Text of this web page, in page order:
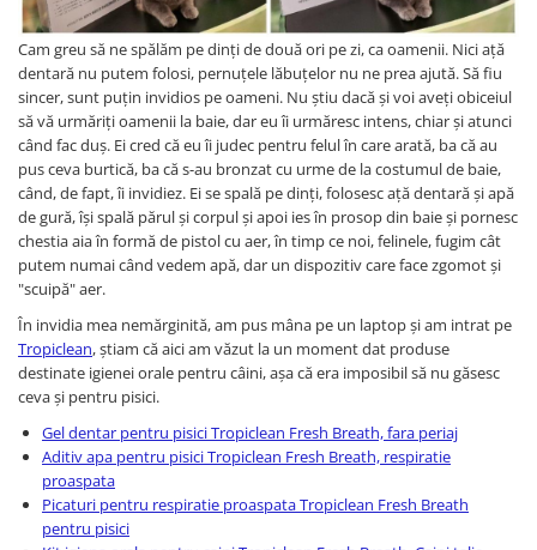
Oglinzi Decorative
Oglinda Perete (Diverse Modele)
Oglinda Suspendata + Curea
Cam greu să ne spălăm pe dinți de două ori pe zi, ca oamenii. Nici ață
dentară nu putem folosi, pernuțele lăbuțelor nu ne prea ajută. Să fiu
sincer, sunt puțin invidios pe oameni. Nu știu dacă și voi aveți obiceiul
să vă urmăriți oamenii la baie, dar eu îi urmăresc intens, chiar și atunci
când fac duș. Ei cred că eu îi judec pentru felul în care arată, ba că au
pus ceva burtică, ba că s-au bronzat cu urme de la costumul de baie,
când, de fapt, îi invidiez. Ei se spală pe dinți, folosesc ață dentară și apă
de gură, își spală părul și corpul și apoi ies în prosop din baie și pornesc
chestia aia în formă de pistol cu aer, în timp ce noi, felinele, fugim cât
putem numai când vedem apă, dar un dispozitiv care face zgomot și
"scuipă" aer.
În invidia mea nemărginită, am pus mâna pe un laptop și am intrat pe
Tropiclean, știam că aici am văzut la un moment dat produse
destinate igienei orale pentru câini, așa că era imposibil să nu găsesc
ceva și pentru pisici.
Gel dentar pentru pisici Tropiclean Fresh Breath, fara periaj
Aditiv apa pentru pisici Tropiclean Fresh Breath, respiratie
proaspata
Picaturi pentru respiratie proaspata Tropiclean Fresh Breath
pentru pisici